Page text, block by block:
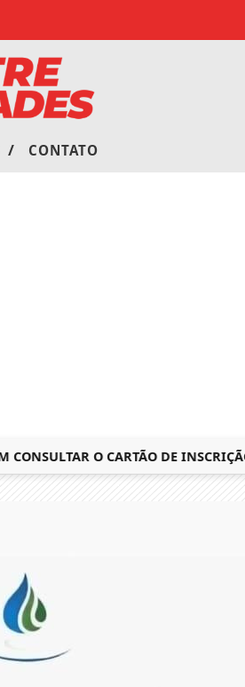
/ CONTATO
O CARTÃO DE INSCRIÇÃO